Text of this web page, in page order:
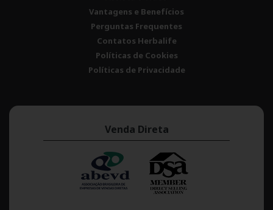
Vantagens e Benefícios
Perguntas Frequentes
Contatos Herbalife
Políticas de Cookies
Políticas de Privacidade
Venda Direta